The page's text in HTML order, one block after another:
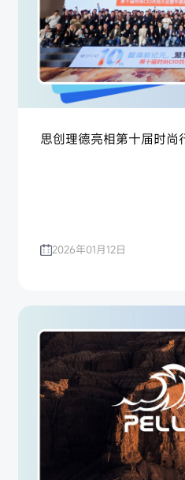
思创理德亮相第十届时尚
2026年01月12日